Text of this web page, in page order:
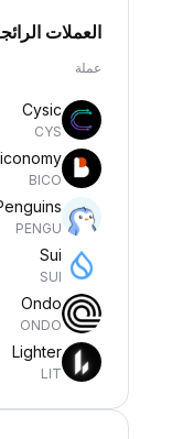
العملات
عملة
Cysic
CYS
BICO
PENGU
Sui
SUI
Ondo
ONDO
Lighter
LIT